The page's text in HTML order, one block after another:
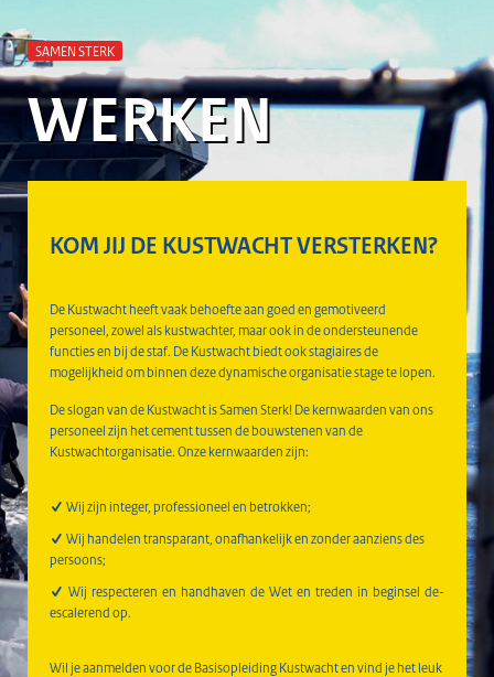
SAMEN STERK
WERKEN
KOM JIJ DE KUSTWACHT VERSTERKEN?
De Kustwacht heeft vaak behoefte aan goed en gemotiveerd
personeel, zowel als kustwachter, maar ook in de ondersteunende
functies en bij de staf. De Kustwacht biedt ook stagiaires de
mogelijkheid om binnen deze dynamische organisatie stage te lopen.
De slogan van de Kustwacht is Samen Sterk! De kernwaarden van ons
personeel zijn het cement tussen de bouwstenen van de
Kustwachtorganisatie. Onze kernwaarden zijn:
Wij zijn integer, professioneel en betrokken;
Wij handelen transparant, onafhankelijk en zonder aanziens des
persoons;
Wij respecteren en handhaven de Wet en treden in beginsel de-
escalerend op.
Wil je aanmelden voor de Basisopleiding Kustwacht en vind je het leuk